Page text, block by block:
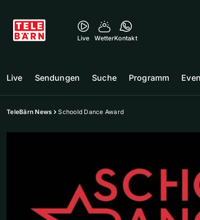
Live WetterKontakt
Live Sendungen Suche Programm
TeleBärn News Schoold Dance Award